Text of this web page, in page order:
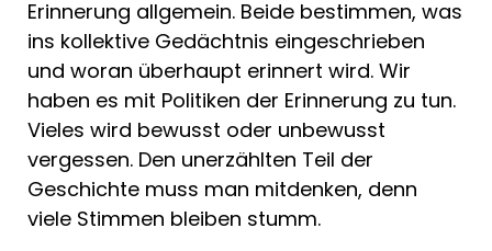
Erinnerung allgemein. Beide bestimmen, was
ins kollektive Gedächtnis eingeschrieben
und woran überhaupt erinnert wird. Wir
haben es mit Politiken der Erinnerung zu tun.
Vieles wird bewusst oder unbewusst
vergessen. Den unerzählten Teil der
Geschichte muss man mitdenken, denn
viele Stimmen bleiben stumm.